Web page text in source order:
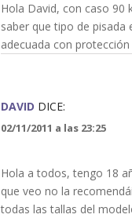
Hola David, con caso
saber que tipo de pisada
adecuada con
DAVID DICE:
02/11/2011 a las 23:25
Hola a todos, tengo 18
que veo no la
todas las tallas del